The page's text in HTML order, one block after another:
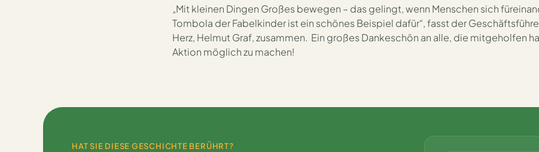
„Mit kleinen Dingen Großes bewegen – das gelingt, wenn Menschen sich
Tombola der Fabelkinder ist ein schönes Beispiel dafür“, fasst der
Herz, Helmut Graf, zusammen. Ein großes Dankeschön an alle, die mitgeholfen
Aktion möglich zu machen!
HAT SIE DIESE GESCHICHTE BERÜHRT?